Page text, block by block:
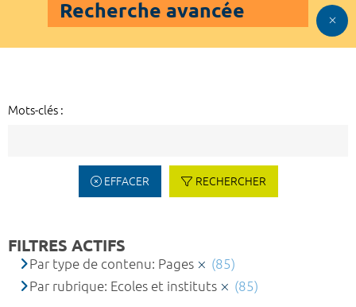
Recherche avancée
Mots-clés :
EFFACER RECHERCHER
FILTRES ACTIFS
Par type de contenu: Pages
(85)
Par rubrique: Ecoles et instituts
(85)